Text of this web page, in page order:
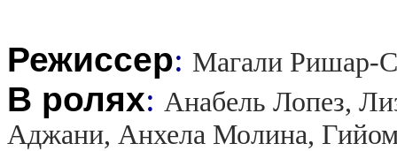
Режиссер: Магали Ришар-
В ролях: Анабель Лопез,
Аджани, Анхела Молина,